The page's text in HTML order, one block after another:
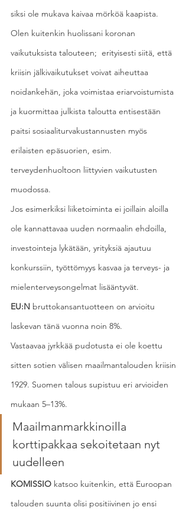
siksi ole mukava kaivaa mörköä kaapista.
Olen kuitenkin huolissani koronan
vaikutuksista talouteen;  erityisesti siitä, että
kriisin jälkivaikutukset voivat aiheuttaa
noidankehän, joka voimistaa eriarvoistumista
ja kuormittaa julkista taloutta entisestään
paitsi sosiaaliturvakustannusten myös
erilaisten epäsuorien, esim.
terveydenhuoltoon liittyvien vaikutusten
muodossa.
Jos esimerkiksi liiketoiminta ei joillain aloilla
ole kannattavaa uuden normaalin ehdoilla,
investointeja lykätään, yrityksiä ajautuu
konkurssiin, työttömyys kasvaa ja terveys- ja
mielenterveysongelmat lisääntyvät.
EU:N bruttokansantuotteen on arvioitu
laskevan tänä vuonna noin 8%.
Vastaavaa jyrkkää pudotusta ei ole koettu
sitten sotien välisen maailmantalouden kriisin
1929. Suomen talous supistuu eri arvioiden
mukaan 5–13%.
Maailmanmarkkinoilla
korttipakkaa sekoitetaan nyt
uudelleen
KOMISSIO katsoo kuitenkin, että Euroopan
talouden suunta olisi positiivinen jo ensi